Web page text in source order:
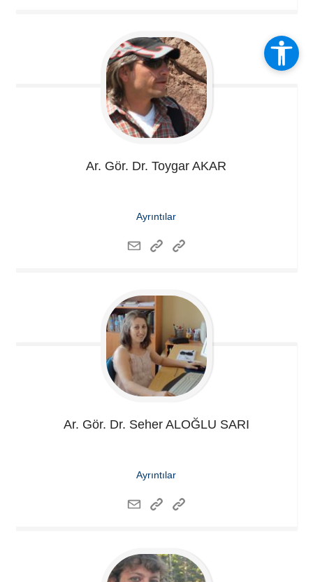
Ar. Gör. Dr. Toygar AKAR
Ayrıntılar
Ar. Gör. Dr. Seher ALOĞLU SARI
Ayrıntılar